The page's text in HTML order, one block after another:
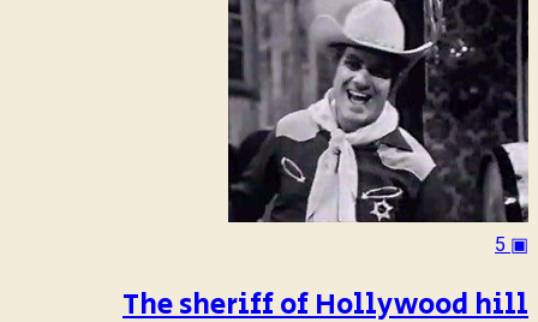
▣
5
The sheriff of Hollywood hill